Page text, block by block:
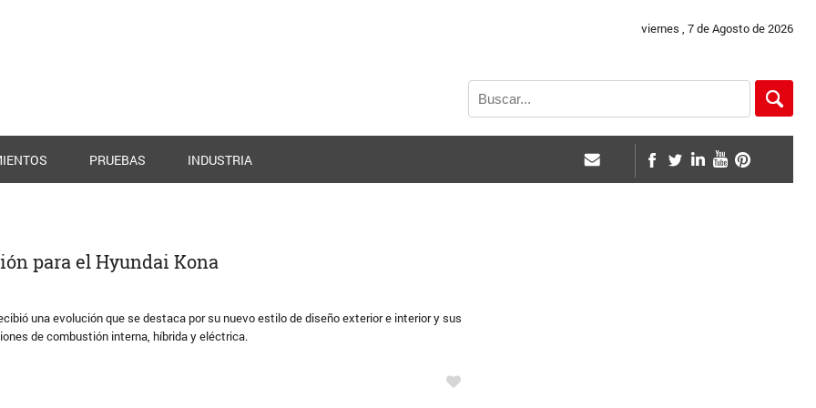
viernes , 7 de Agosto de 2026
PRUEBAS INDUSTRIA
para el Hyundai Kona
una evolución que se destaca por su nuevo estilo de diseño exterior e interior y sus
de combustión interna, híbrida y eléctrica.